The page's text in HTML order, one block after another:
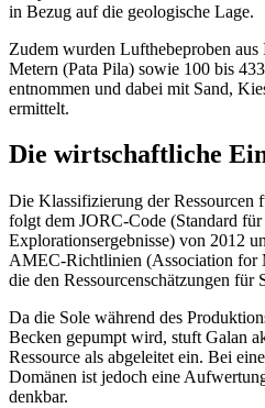
in Bezug auf die geologische Lage.
Zudem wurden Lufthebeproben
Metern (Pata Pila) sowie 100 bis
entnommen und dabei mit Sand,
ermittelt.
Die wirtschaftliche
Die Klassifizierung der Ressourcen
folgt dem JORC-Code (Standard
Explorationsergebnisse) von 2012
AMEC-Richtlinien (Association for
die den Ressourcenschätzungen für
Da die Sole während des
Becken gepumpt wird, stuft Galan
Ressource als abgeleitet ein. Bei
Domänen ist jedoch eine
denkbar.